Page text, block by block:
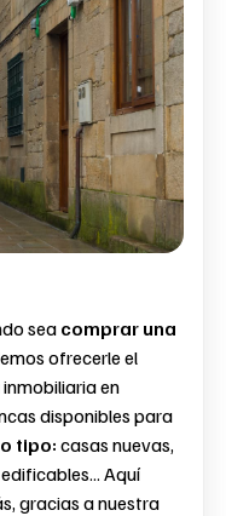
seacomprar una
ofrecerle el
en
disponibles para
tipo: casas nuevas,
Aquí
gracias a nuestra